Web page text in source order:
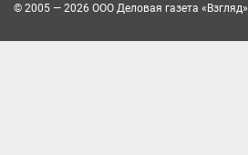
© 2005 — 2026 ООО Деловая газета «Взгляд»